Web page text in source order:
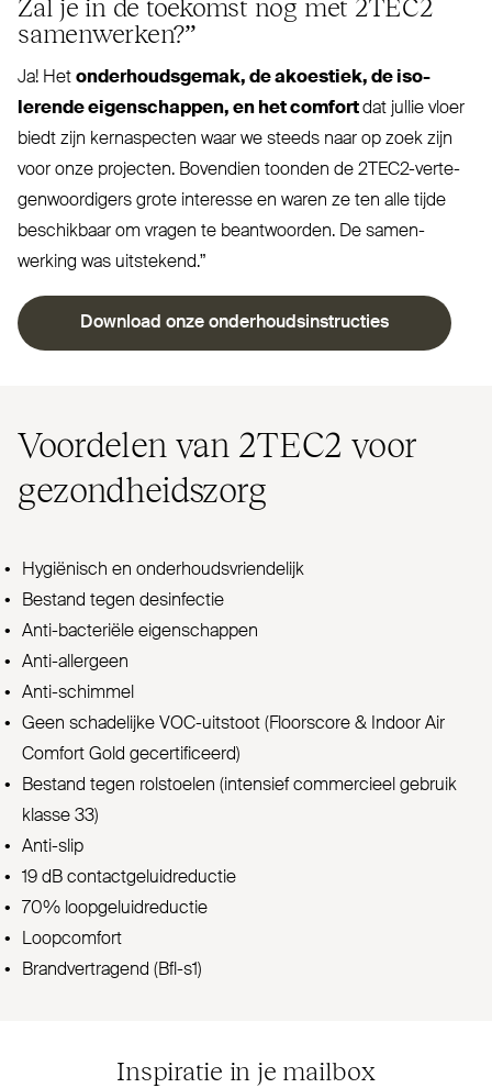
samenwerken?”
Ja! Het onder­houdsgemak, de akoestiek, de iso­
lerende eigen­schappen, en het comfortdat jullie vloer
biedt zijn kern­a­specten waar we steeds naar op zoek zijn
voor onze projecten. Bovendien toonden de 2TEC2-ver­te­
gen­woordigers grote interesse en waren ze ten alle tijde
beschikbaar om vragen te beant­woorden. De samen­
werking was uitstekend.”
Download onze onderhoudsinstructies
Voordelen van 2TEC2 voor
gezondheidszorg
Hygiënisch en onderhoudsvriendelijk
Bestand tegen desinfectie
Anti-bac­teriële eigenschappen
Anti-allergeen
Anti-schimmel
Geen scha­delijke VOC-uitstoot (Floorscore & Indoor Air
Comfort Gold gecertificeerd)
Bestand tegen rol­stoelen (intensief com­mercieel gebruik
klasse 33)
Anti-slip
19 dB contactgeluidreductie
70% loop­ge­luid­reductie
Loop­comfort
Brand­ver­tragend (Bfl-s1)
Inspiratie in je mailbox